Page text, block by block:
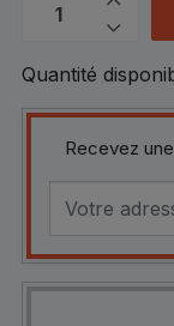
Quantité
Recevez